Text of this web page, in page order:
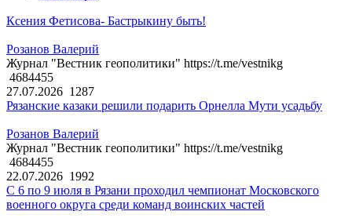
Ксения Фетисова- Бастрыкину быть!
Розанов Валерий
Журнал "Вестник геополитики" https://t.me/vestnikg
4684455
27.07.2026 1287
Рязанские казаки решили подарить Орнелла Мути усадьбу
Розанов Валерий
Журнал "Вестник геополитики" https://t.me/vestnikg
4684455
22.07.2026 1992
С 6 по 9 июля в Рязани проходил чемпионат Московского
военного округа среди команд воинских частей